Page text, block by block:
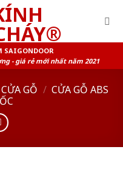
SAIGONDOOR
- giá rẻ mới nhất năm 2021
CỬA GỖ / CỬA GỖ ABS